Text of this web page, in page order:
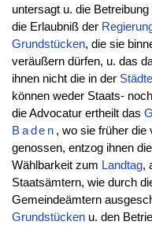
untersagt u. die Betreibung
die Erlaubniß der
Grundstücken, die sie
veräußern dürfen, u. das
ihnen nicht die in der
können weder Staats-
die Advocatur ertheilt das
Baden , wo sie früher die
genossen, entzog ihnen
Wählbarkeit zum Landtag,
Staatsämtern, wie durch
Gemeindeämtern
Grundstückenu. den